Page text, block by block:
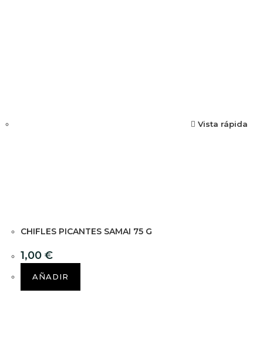
Vista rápida
CHIFLES PICANTES SAMAI 75 G
1,00 €
AÑADIR